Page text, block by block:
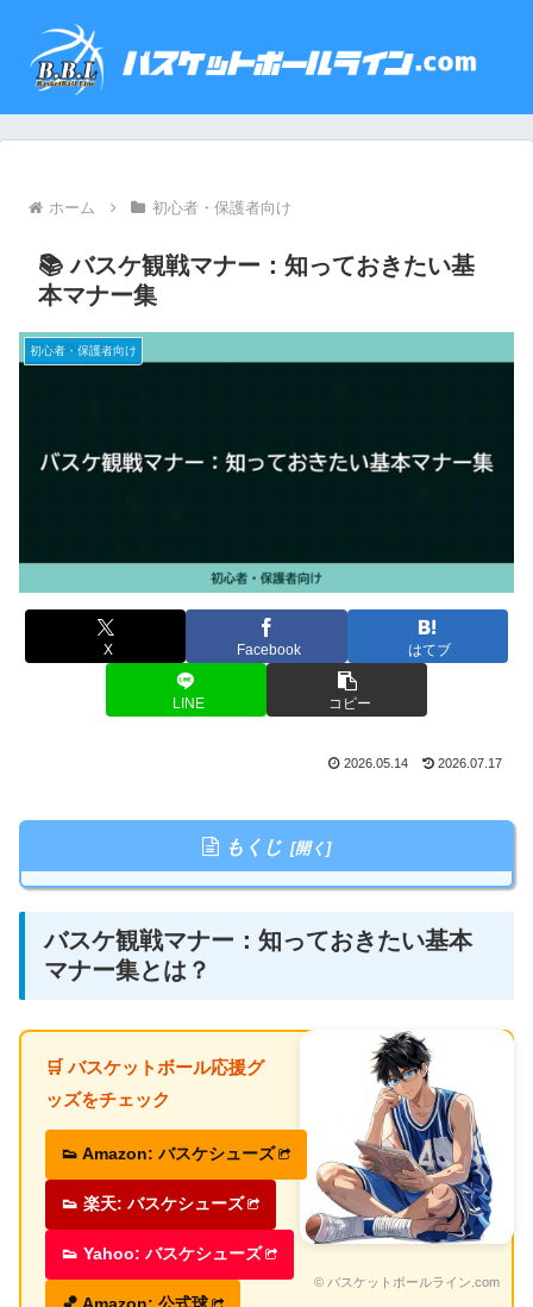
ホーム 初心者・保護者向け
📚 バスケ観戦マナー：知っておきたい基
本マナー集
初心者・保護者向け
X Facebook はてブ
LINE コピー
2026.05.14 2026.07.17
もくじ
バスケ観戦マナー：知っておきたい基本
マナー集とは？
© バスケットボールライン.com
🛒 バスケットボール応援グ
ッズをチェック
👟 Amazon: バスケシューズ
👟 楽天: バスケシューズ
👟 Yahoo: バスケシューズ